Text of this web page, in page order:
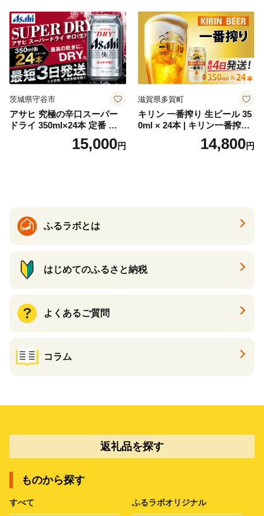
セット 詰め合わせ カクテル
ソーダ割り アルコール ロッ
ク ソーダ ジントニック 】
茨城県守谷市
アサヒ 究極の辛口スーパー
ドライ 350ml×24本 定番 ビー
ル 缶ビール 酒 お酒 アルコー
15,000円
滋賀県多賀町
キリン 一番搾り 生ビール 35
0ml × 24本 | キリン一番搾り
キリンビール 一番搾り ビー
ル 24缶 きりんいちばんしぼ
14,800円
ふるラボとは
はじめてのふるさと納税
よくあるご質問
コラム
返礼品を探す
ものから探す
すべて ふるラボオリジナル